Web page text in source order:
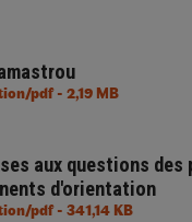
pdf - 2,19 MB
aux questions des
d'orientation
pdf - 341,14 KB